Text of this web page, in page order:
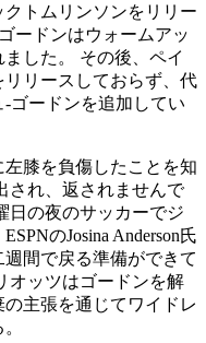
トムリンソンをリリー
ードンはウォームアッ
した。 その後、ペイ
リリースしておらず、代
ゴードンを追加してい
膝を負傷したことを知
され、返されませんで
日の夜のサッカーでジ
のJosina Anderson氏
間で戻る準備ができて
オッツはゴードンを解
主張を通じてワイドレ